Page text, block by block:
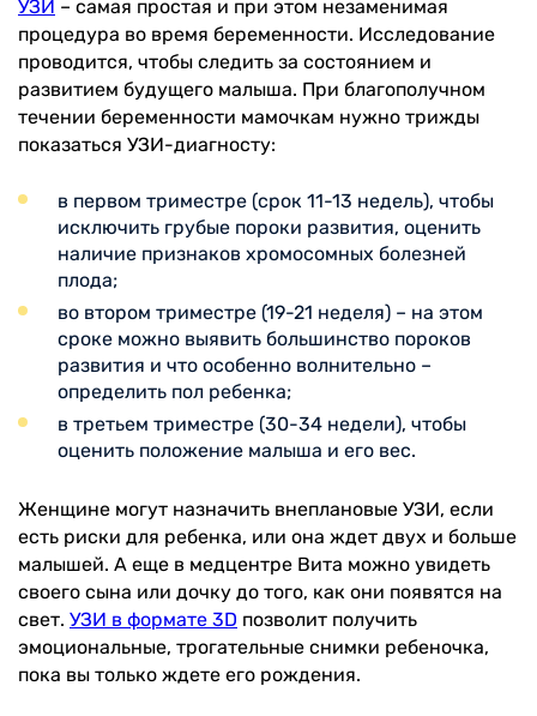
УЗИ – самая простая и при этом незаменимая
процедура во время беременности. Исследование
проводится, чтобы следить за состоянием и
развитием будущего малыша. При благополучном
течении беременности мамочкам нужно трижды
показаться УЗИ-диагносту:
в первом триместре (срок 11-13 недель), чтобы
исключить грубые пороки развития, оценить
наличие признаков хромосомных болезней
плода;
во втором триместре (19-21 неделя) – на этом
сроке можно выявить большинство пороков
развития и что особенно волнительно –
определить пол ребенка;
в третьем триместре (30-34 недели), чтобы
оценить положение малыша и его вес.
Женщине могут назначить внеплановые УЗИ, если
есть риски для ребенка, или она ждет двух и больше
малышей. А еще в медцентре Вита можно увидеть
своего сына или дочку до того, как они появятся на
свет. УЗИ в формате 3D позволит получить
эмоциональные, трогательные снимки ребеночка,
пока вы только ждете его рождения.